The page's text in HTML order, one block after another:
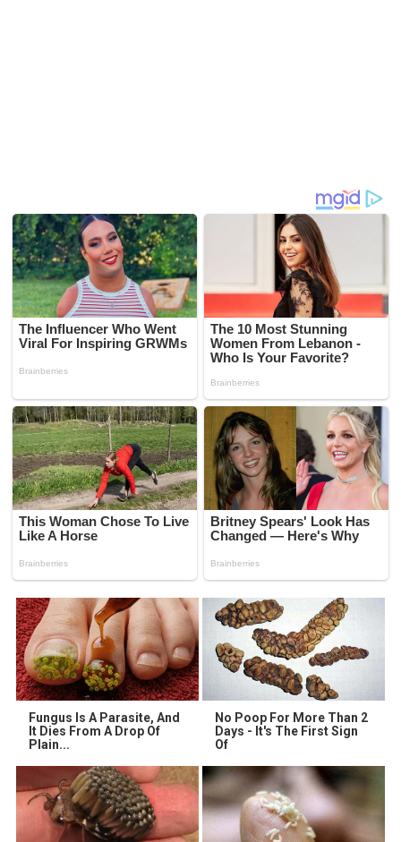
Fungus Is A Parasite, And
It Dies From A Drop Of
Plain...
No Poop For More Than 2
Days - It's The First Sign
Of